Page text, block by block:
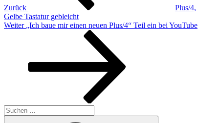
Zurück
Plus/4,
Gelbe Tastatur gebleicht
Nächster
Weiter „Ich baue mir einen neuen Plus/4“ Teil ein bei YouTube
Suchen
nach: